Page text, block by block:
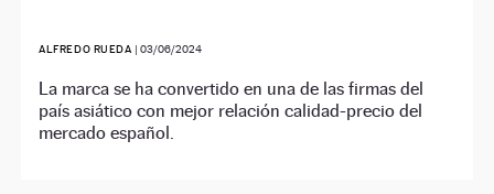
ALFREDO RUEDA |03/06/2024
La marca se ha convertido en una de las firmas del
país asiático con mejor relación calidad-precio del
mercado español.